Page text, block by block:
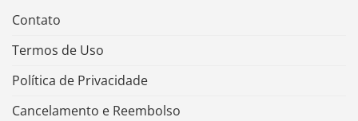
Contato
Termos de Uso
Política de Privacidade
Cancelamento e Reembolso